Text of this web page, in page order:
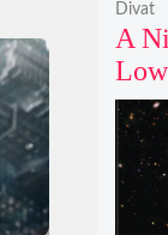
A
fel
Divat